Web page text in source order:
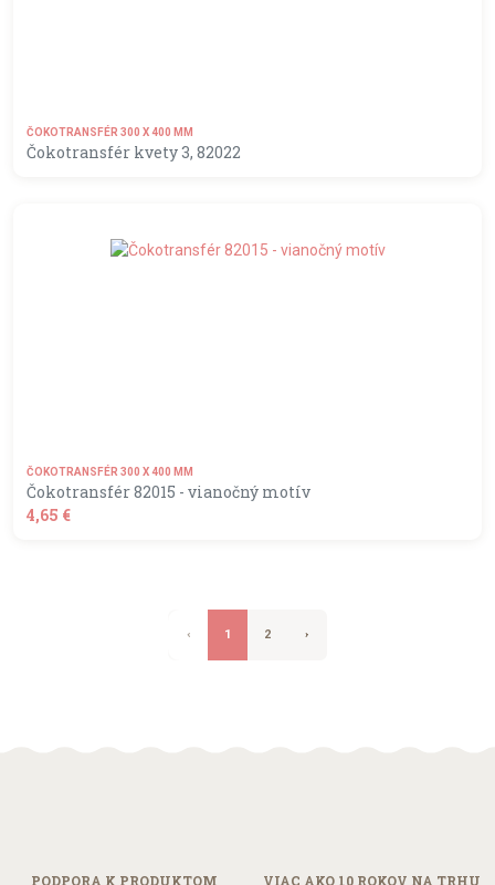
ČOKOTRANSFÉR 300 X 400 MM
Čokotransfér kvety 3, 82022
ČOKOTRANSFÉR 300 X 400 MM
Čokotransfér 82015 - vianočný motív
4,65 €
‹ 1 2 ›
PODPORA K PRODUKTOM VIAC AKO 10 ROKOV NA TRHU